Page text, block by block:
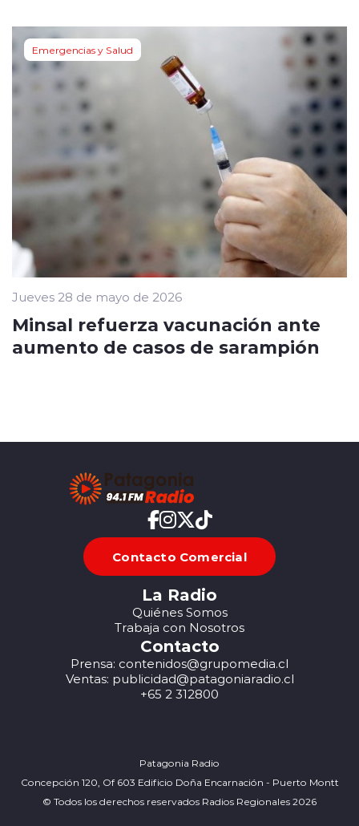
Emergencias y Salud
Jueves 28 de mayo de 2026
Minsal refuerza vacunación ante
aumento de casos de sarampión
Contacto Comercial
La Radio
Quiénes Somos
Trabaja con Nosotros
Contacto
Prensa: contenidos@grupomedia.cl
Ventas: publicidad@patagoniaradio.cl
+65 2 312800
Patagonia Radio
Concepción 120, Of 603 Edificio Doña Encarnación - Puerto Montt
© Todos los derechos reservados Radios Regionales 2026